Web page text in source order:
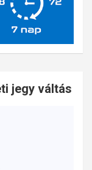
jegy váltás